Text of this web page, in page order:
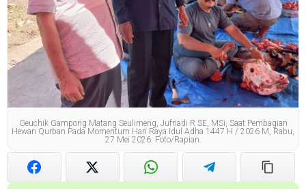
Geuchik Gampong Matang Seulimeng, Jufriadi R SE, MSi, Saat Pembagian
Hewan Qurban Pada Momentum Hari Raya Idul Adha 1447 H / 2026 M, Rabu,
27 Mei 2026. Foto/Rapian.